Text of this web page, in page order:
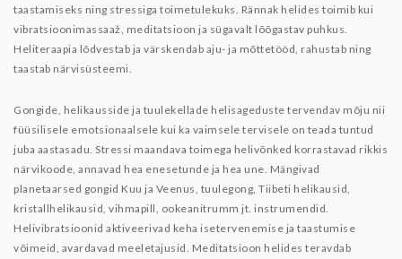
taastamiseks ning stressiga toimetulekuks. Rännak helides toimib kui
vibratsioonimassaaž, meditatsioon ja sügavalt lõõgastav puhkus.
Heliteraapia lõdvestab ja värskendab aju- ja mõttetööd, rahustab ning
taastab närvisüsteemi.
Gongide, helikausside ja tuulekellade helisageduste tervendav mõju nii
füüsilisele emotsionaalsele kui ka vaimsele tervisele on teada tuntud
juba aastasadu. Stressi maandava toimega helivõnked korrastavad rikkis
närvikoode, annavad hea enesetunde ja hea une. Mängivad
planetaarsed gongid Kuu ja Veenus, tuulegong, Tiibeti helikausid,
kristallhelikausid, vihmapill, ookeanitrumm jt. instrumendid.
Helivibratsioonid aktiveerivad keha isetervenemise ja taastumise
võimeid, avardavad meeletajusid. Meditatsioon helides teravdab